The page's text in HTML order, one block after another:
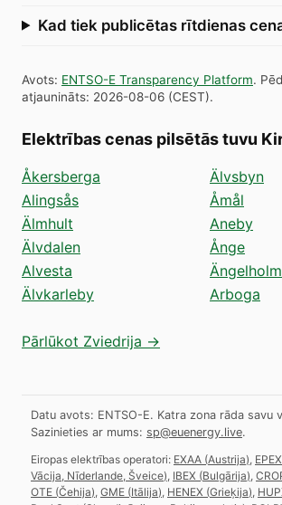
Kad tiek publicētas rītdienas
Avots: ENTSO-E Transparency Platform.
atjaunināts: 2026-08-06 (CEST).
Elektrības cenas pilsētās tuvu
Åkersberga
Alingsås
Älmhult
Älvdalen
Alvesta
Älvkarleby
Älvsbyn
Åmål
Aneby
Ånge
Ängelholm
Arboga
Pārlūkot Zviedrija →
Datu avots: ENTSO-E. Katra zona rāda savu
Sazinieties ar mums: sp@euenergy.live.
Eiropas elektrības operatori: EXAA (Austrija) EPEX
Vācija, Nīderlande, Šveice) IBEX (Bulgārija)
OTE (Čehija) GME (Itālija) HENEX (Grieķija)